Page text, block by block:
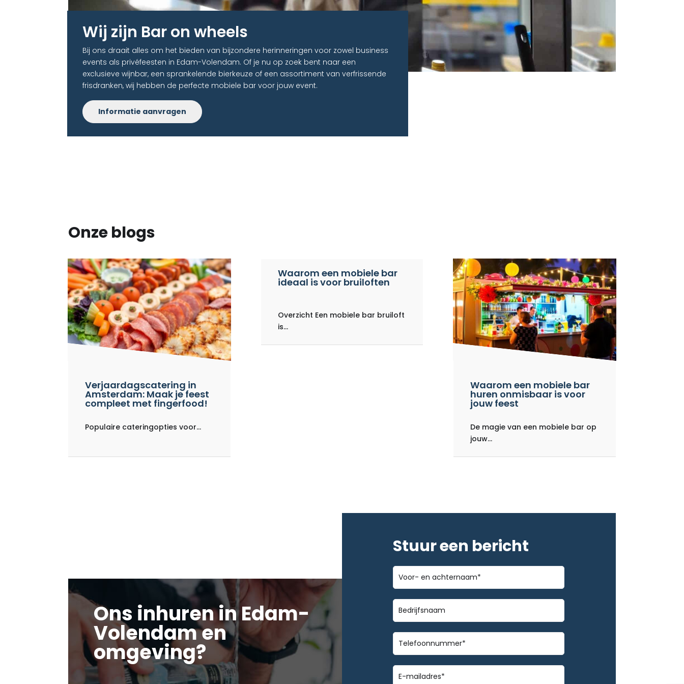
Wij zijn Bar on wheels
Bij ons draait alles om het bieden van bijzondere herinneringen voor zowel business
events als privéfeesten in Edam-Volendam. Of je nu op zoek bent naar een
exclusieve wijnbar, een sprankelende bierkeuze of een assortiment van verfrissende
frisdranken, wij hebben de perfecte mobiele bar voor jouw event.
Informatie aanvragen
Onze blogs
Verjaardagscatering in
Amsterdam: Maak je feest
compleet met fingerfood!
Populaire cateringopties voor...
Waarom een mobiele bar
ideaal is voor bruiloften
Overzicht Een mobiele bar bruiloft
is...
Waarom een mobiele bar
huren onmisbaar is voor
jouw feest
De magie van een mobiele bar op
jouw...
Ons inhuren in Edam-
Volendam en
omgeving?
Stuur een bericht
Voor-
en
achternaam*
Bedrijfsnaam
Telefoonnummer*
E-
mailadres*